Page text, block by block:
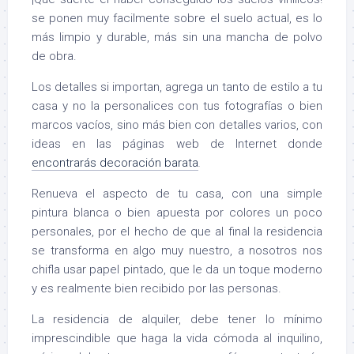
se ponen muy facilmente sobre el suelo actual, es lo
más limpio y durable, más sin una mancha de polvo
de obra.
Los detalles si importan, agrega un tanto de estilo a tu
casa y no la personalices con tus fotografías o bien
marcos vacíos, sino más bien con detalles varios, con
ideas en las páginas web de Internet donde
encontrarás decoración barata.
Renueva el aspecto de tu casa, con una simple
pintura blanca o bien apuesta por colores un poco
personales, por el hecho de que al final la residencia
se transforma en algo muy nuestro, a nosotros nos
chifla usar papel pintado, que le da un toque moderno
y es realmente bien recibido por las personas.
La residencia de alquiler, debe tener lo mínimo
imprescindible que haga la vida cómoda al inquilino,